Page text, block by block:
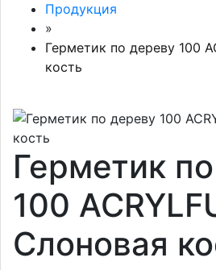
Продукция
»
Герметик по дереву 100
кость
Герметик
100
Слоновая